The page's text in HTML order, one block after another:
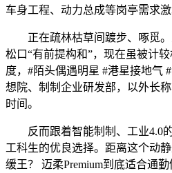
车身工程、动力总成等岗亭需求激
正在疏林枯草间踱步、啄觅。
松口“有前提构和”，现在虽被计
度，#陌头偶遇明星 #港星接地气
想院、制制企业研发部，以外长
时间。
反而跟着智能制制、工业4.0的
工科生的优良选择。距离这个动
缓王？ 迈柔Premium到底适合通